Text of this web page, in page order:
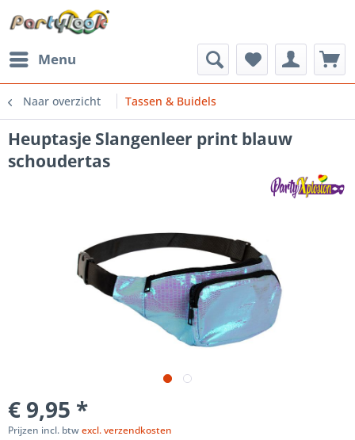
Menu
Naar overzicht Tassen & Buidels
Heuptasje Slangenleer print blauw
schoudertas
€ 9,95 *
Prijzen incl. btwexcl. verzendkosten